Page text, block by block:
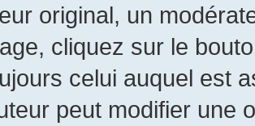
original, un
cliquez sur le
celui auquel est
peut modifier une